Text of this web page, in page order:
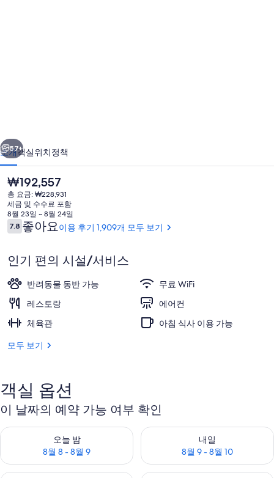
렉
션
매
그
피
션
트
마
일
사
진
갤
러
리
외관
57+
소개객실위치정책
현
재
가
격
은
₩192,557
₩192,557
총 요금: ₩228,931
세금 및 수수료 포함
8월 23일 ~ 8월 24일
이
용
기
7.810점 만점 중 7.8점.
좋아요이용 후기 1,909개 모두 보기
인기 편의 시설/서비스
반려동물 동반 가능
무료 WiFi
레스토랑
에어컨
체육관
아침 식사 이용 가능
모두 보기
객실 옵션
이 날짜의 예약 가능 여부 확인
오늘 밤
8월 8 - 8월 9
오늘 밤 예약 가능 여부 확인, 8월 8 - 8월 9
내일
8월 9 - 8월 10
내일 예약 가능 여부 확인, 8월